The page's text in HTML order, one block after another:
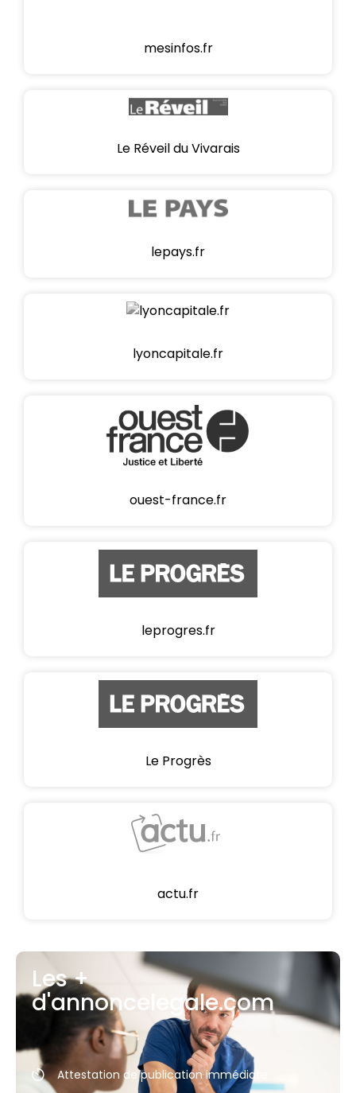
mesinfos.fr
Le Réveil du Vivarais
lepays.fr
lyoncapitale.fr
ouest-france.fr
leprogres.fr
Le Progrès
actu.fr
Les +
d'annoncelegale.com
Attestation de publication immédiate